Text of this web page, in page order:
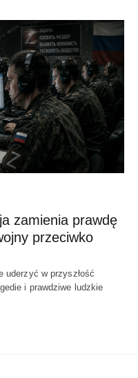
zamienia prawdę
przeciwko
uderzyć w przyszłość
i prawdziwe ludzkie